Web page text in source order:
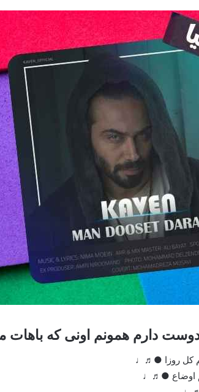
دارم همونم اونی که باهات
کل روزا ●♬♩
اوضاع ●♬♩